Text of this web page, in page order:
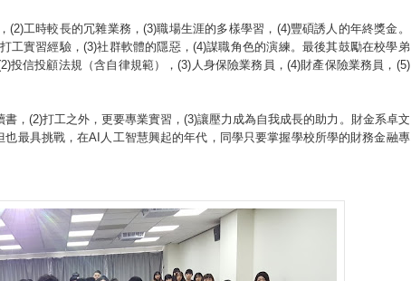
工時較長的冗雜業務，(3)職場生涯的多樣學習，(4)豐碩誘人的年終獎金。
工實習經驗，(3)社群軟體的隱惡，(4)謀職角色的演練。最後其鼓勵在校學弟
投信投顧法規（含自律規範），(3)人身保險業務員，(4)財產保險業務員，(5)
，(2)打工之外，更要專業實習，(3)讓壓力成為自我成長的助力。財金系卓文
最具挑戰，在AI人工智慧興起的年代，同學只要掌握學校所學的財務金融專